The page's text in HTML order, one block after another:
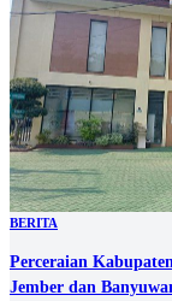
BERITA
Perceraian
Jember dan